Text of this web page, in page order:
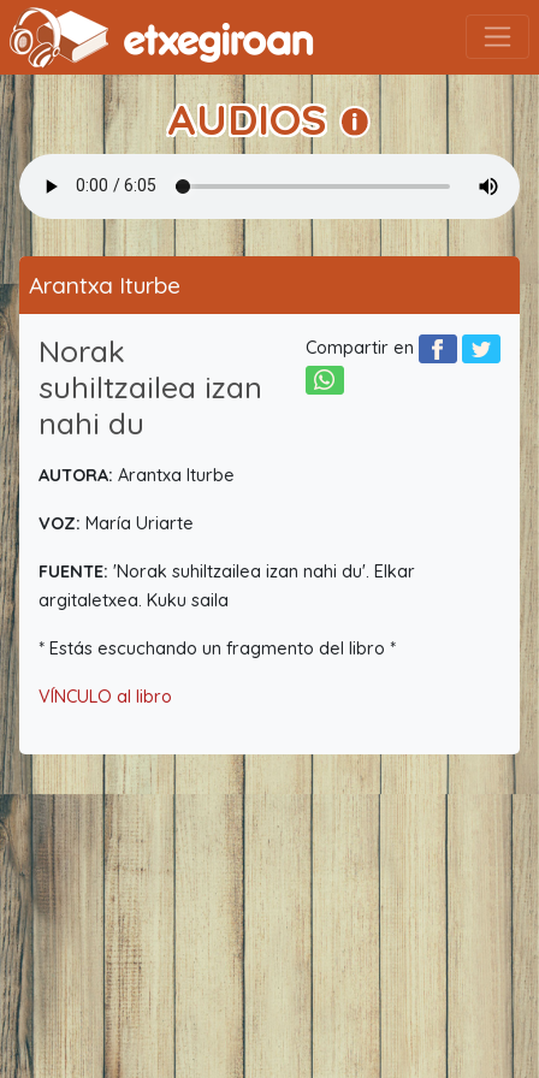
AUDIOS
Arantxa Iturbe
Compartir en
Norak
suhiltzailea izan
nahi du
AUTORA: Arantxa Iturbe
VOZ: María Uriarte
FUENTE: 'Norak suhiltzailea izan nahi du'. Elkar
argitaletxea. Kuku saila
* Estás escuchando un fragmento del libro *
VÍNCULO al libro